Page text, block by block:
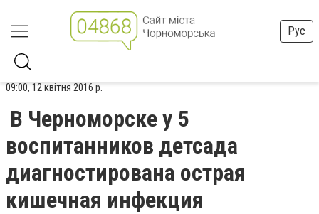
Рус
09:00, 12 квітня 2016 р.
В Черноморске у 5
воспитанников детсада
диагностирована острая
кишечная инфекция